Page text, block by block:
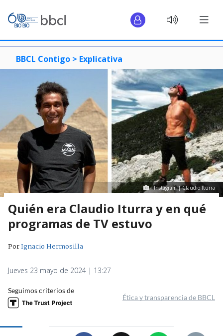
BBCL Contigo > Explicativa
Instagram | Claudio Iturra
Quién era Claudio Iturra y en qué
programas de TV estuvo
PorIgnacio Hermosilla
Jueves 23 mayo de 2024 | 13:27
Seguimos criterios de
Ética y transparencia de BBCL